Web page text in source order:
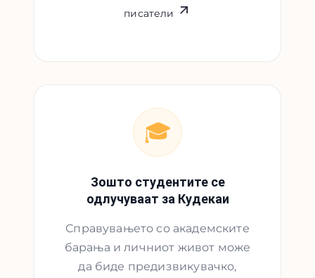
писатели
🎓
Зошто студентите се
одлучуваат за Кудекаи
Справувањето со академските
барања и личниот живот може
да биде предизвикувачко,